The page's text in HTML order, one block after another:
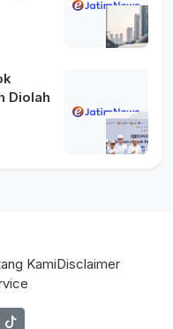
Diolah
KamiDisclaimer